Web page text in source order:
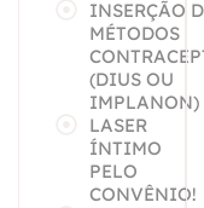
INSERÇÃO
MÉTODOS
(DIUS OU
IMPLANON)
LASER
ÍNTIMO
PELO
CONVÊNIO!